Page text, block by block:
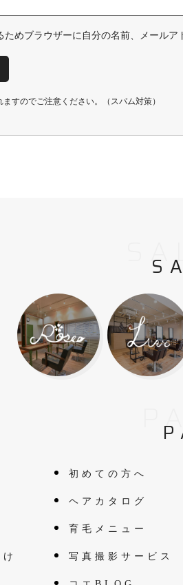
めブラウザーに自分の名前、メールア
すのでご注意ください。（スパム対策）
初めての方へ
ヘアカタログ
育毛メニュー
写真撮影サービス